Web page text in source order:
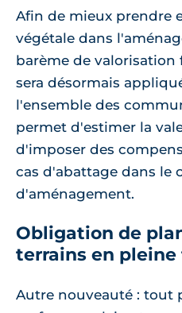
Afin de mieux prendre
végétale dans
barème de valorisation
sera désormais
l'ensemble des
permet d'estimer la
d'imposer des
cas d'abattage dans le
d'aménagement.
Obligation de
terrains en pleine
Autre nouveauté :